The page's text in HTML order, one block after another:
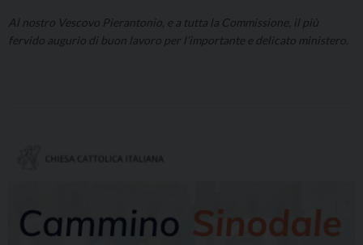
Al nostro Vescovo Pierantonio, e a tutta la Commissione, il più
fervido augurio di buon lavoro per l’importante e delicato ministero.